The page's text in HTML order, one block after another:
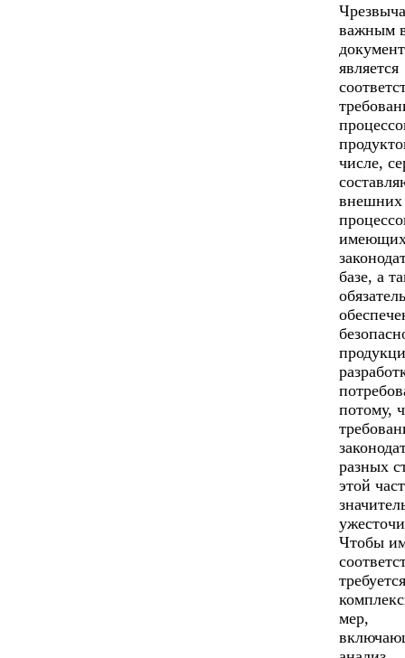
важным
является
числе,
внешних
базе, а
потому,
разных
этой
Чтобы
требуется
мер,